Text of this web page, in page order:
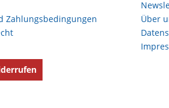
Zahlungsbedingungen
Über